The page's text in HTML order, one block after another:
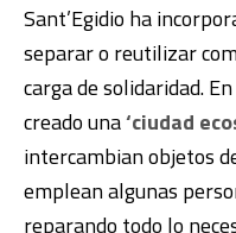
Sant’Egidio ha
separar o reutilizar
carga de solidaridad.
creado una‘ciudad
intercambian objetos
emplean algunas
reparando todo lo